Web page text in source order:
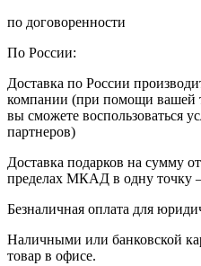
по договоренности
По России:
Доставка по России
компании (при помощи вашей
вы сможете воспользоваться
партнеров)
Доставка подарков на сумму
пределах МКАД в одну точку
Безналичная оплата для
Наличными или банковской
товар в офисе.